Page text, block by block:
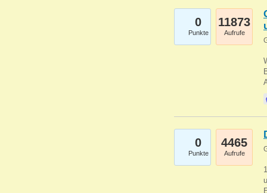
0
Punkte
11873
Aufrufe
0
Punkte
4465
Aufrufe